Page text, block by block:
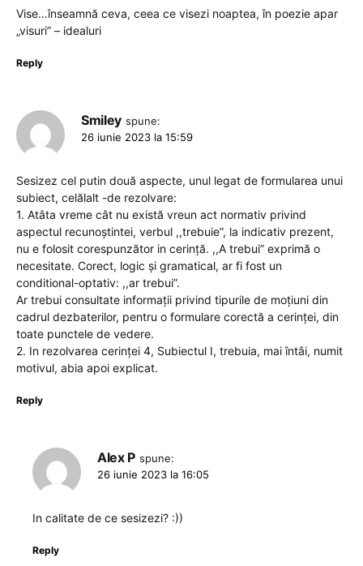
Vise…înseamnă ceva, ceea ce visezi noaptea, în poezie apar
„visuri” – idealuri
Reply
Smiley spune:
26 iunie 2023 la 15:59
Sesizez cel putin două aspecte, unul legat de formularea unui
subiect, celălalt -de rezolvare:
1. Atâta vreme cât nu există vreun act normativ privind
aspectul recunoștintei, verbul ,,trebuie”, la indicativ prezent,
nu e folosit corespunzător in cerință. ,,A trebui” exprimă o
necesitate. Corect, logic și gramatical, ar fi fost un
conditional-optativ: ,,ar trebui”.
Ar trebui consultate informații privind tipurile de moțiuni din
cadrul dezbaterilor, pentru o formulare corectă a cerinței, din
toate punctele de vedere.
2. In rezolvarea cerinței 4, Subiectul I, trebuia, mai întâi, numit
motivul, abia apoi explicat.
Reply
Alex P spune:
26 iunie 2023 la 16:05
In calitate de ce sesizezi? :))
Reply